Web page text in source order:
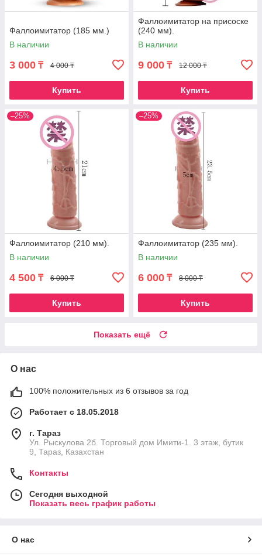
Фаллоимитатор (185 мм.)
В наличии
3 000 ₸ 4 000 ₸
Купить
Фаллоимитатор на присоске
(240 мм).
В наличии
9 000 ₸ 12 000 ₸
Купить
–25%
Фаллоимитатор (210 мм).
В наличии
4 500 ₸ 6 000 ₸
Купить
–25%
Фаллоимитатор (235 мм).
В наличии
6 000 ₸ 8 000 ₸
Купить
Показать ещё
О нас
100% положительных из 6 отзывов за год
Работает с 18.05.2018
г. Тараз
Ул. Рыскулова 2б. Торговый дом Имити-1. 3 этаж, бутик
9, Тараз, Казахстан
Контакты
Сегодня выходной
Показать весь график работы
О нас